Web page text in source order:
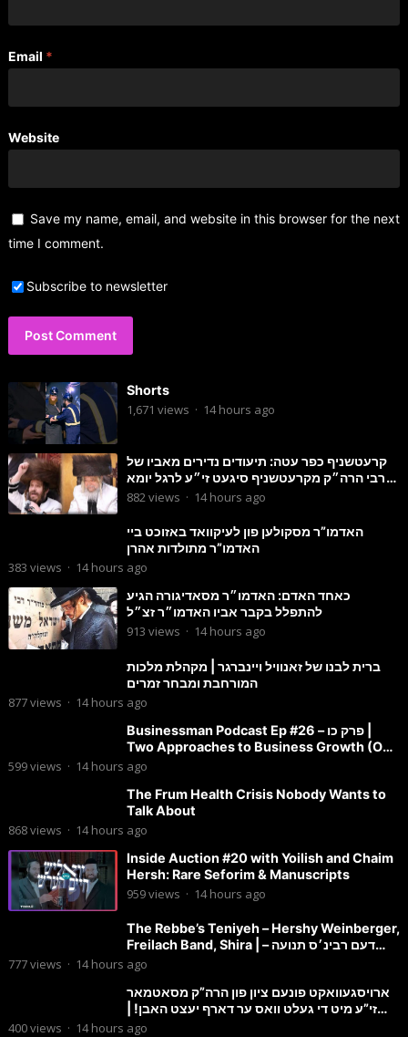
Email *
Website
Save my name, email, and website in this browser for the next
time I comment.
Subscribe to newsletter
Shorts
1,671 views · 14 hours ago
קרעטשניף כפר עטה: תיעודים נדירים מאביו של
הרבי הרה״ק מקרעטשניף סיגעט זי״ע לרגל יומא
דהילולא
882 views · 14 hours ago
האדמו”ר מסקולען פון לעיקוואד באזוכט ביי
האדמו”ר מתולדות אהרן
383 views · 14 hours ago
כאחד האדם: האדמו״ר מסאדיגורה הגיע
להתפלל בקבר אביו האדמו״ר זצ״ל
913 views · 14 hours ago
ברית לבנו של זאנוויל ויינברגר | מקהלת מלכות
המורחבת ומבחר זמרים
877views · 14 hours ago
Businessman Podcast Ep #26 – פרק כו |
Two Approaches to Business Growth (One
Is Often Overlooked)
599views · 14 hours ago
The Frum Health Crisis Nobody Wants to
Talk About
868views · 14 hours ago
Inside Auction #20 with Yoilish and Chaim
Hersh: Rare Seforim & Manuscripts
959views · 14 hours ago
The Rebbe’s Teniyeh – Hershy Weinberger,
Freilach Band, Shira | דעם רבינ׳ס תנועה –
הערשי וויינבערגער
777views · 14 hours ago
ארויסגעוואקט פונעם ציון פון הרה”ק מסאטמאר
זי”ע מיט די געלט וואס ער דארף יעצט האבן! |
הרב מענדל ווייס
400views · 14 hours ago